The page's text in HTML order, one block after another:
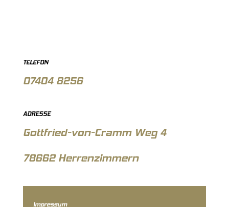
TELEFON
07404 8256
ADRESSE
Gottfried-von-Cramm Weg 4
78662 Herrenzimmern
Impressum